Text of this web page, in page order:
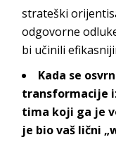
strateški
odgovorne
bi učinili
Kada se
transformacije
tima koji ga je
je bio vaš lični